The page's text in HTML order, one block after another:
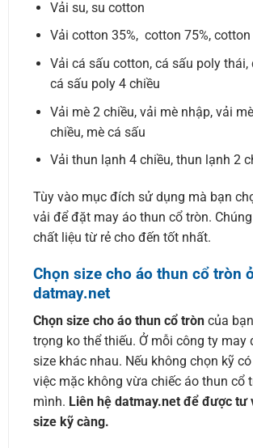
Vải su, su cotton
Vải cotton 35%, cotton 75%, cotton
Vải cá sấu cotton, cá sấu poly thái,
cá sấu poly 4 chiều
Vải mè 2 chiều, vải mè nhập, vải
chiều, mè cá sấu
Vải thun lạnh 4 chiều, thun lạnh 2
Tùy vào mục đích sử dụng mà bạn
vải để đặt may áo thun cổ tròn.
chất liệu từ rẻ cho đến tốt nhất.
Chọn size cho áo thun cổ tròn
datmay.net
Chọn size cho áo thun cổ tròn của
trọng ko thể thiếu. Ở mỗi công ty may
size khác nhau. Nếu không chọn kỹ
việc mặc không vừa chiếc áo thun cổ
mình. Liên hệ datmay.net để được tư
size kỹ càng.